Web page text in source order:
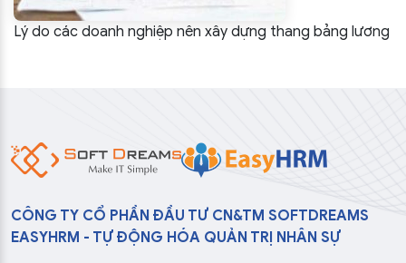
Lý do các doanh nghiệp nên xây dựng thang bảng lương
CÔNG TY CỔ PHẦN ĐẦU TƯ CN&TM SOFTDREAMS
EASYHRM - TỰ ĐỘNG HÓA QUẢN TRỊ NHÂN SỰ